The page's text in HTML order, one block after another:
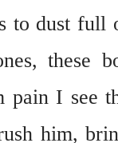
to dust full
these
pain I see
him,